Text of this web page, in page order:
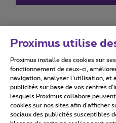
Conditions d'utilisation
Tous droits réservés. © 2026
Proximus utilise
Proximus installe des cookies sur
fonctionnement de ceux-ci,
navigation, analyser l’utilisation, et
publicités sur base de vos centres
lesquels Proximus collabore
cookies sur nos sites afin d’afficher
sociaux des publicités susceptibles